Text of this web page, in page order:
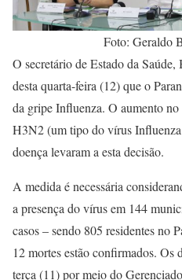
Foto: Geraldo
O secretário de Estado da
desta quarta-feira (12) que o
da gripe Influenza. O aumento
H3N2 (um tipo do vírus
doença levaram a esta decisão.
A medida é necessária
a presença do vírus em 144
casos – sendo 805 residentes no
12 mortes estão confirmados. Os
terça (11) por meio do